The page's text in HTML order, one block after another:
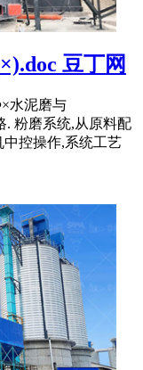
豆丁网
水泥磨与
. 粉磨系统,从原料配
控操作,系统工艺